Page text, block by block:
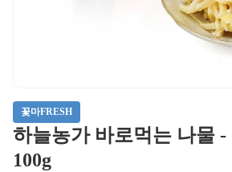
꽃마FRESH
하늘농가 바로먹는 나물
100g